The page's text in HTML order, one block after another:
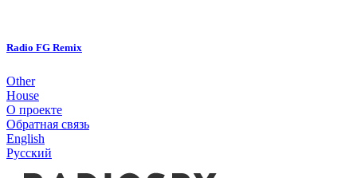
Radio FG Remix
Other
House
О проекте
Обратная связь
English
Русский